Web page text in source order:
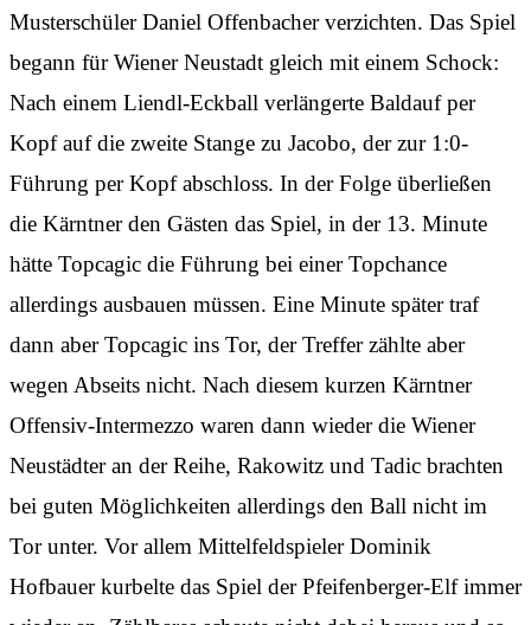
Musterschüler Daniel Offenbacher verzichten. Das Spiel
begann für Wiener Neustadt gleich mit einem Schock:
Nach einem Liendl-Eckball verlängerte Baldauf per
Kopf auf die zweite Stange zu Jacobo, der zur 1:0-
Führung per Kopf abschloss. In der Folge überließen
die Kärntner den Gästen das Spiel, in der 13. Minute
hätte Topcagic die Führung bei einer Topchance
allerdings ausbauen müssen. Eine Minute später traf
dann aber Topcagic ins Tor, der Treffer zählte aber
wegen Abseits nicht. Nach diesem kurzen Kärntner
Offensiv-Intermezzo waren dann wieder die Wiener
Neustädter an der Reihe, Rakowitz und Tadic brachten
bei guten Möglichkeiten allerdings den Ball nicht im
Tor unter. Vor allem Mittelfeldspieler Dominik
Hofbauer kurbelte das Spiel der Pfeifenberger-Elf immer